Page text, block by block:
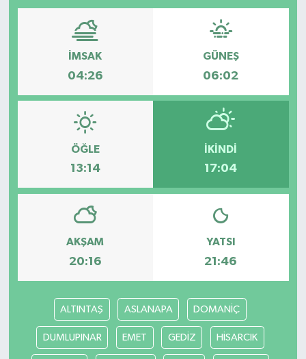
İMSAK
04:26
GÜNEŞ
06:02
ÖĞLE
13:14
İKINDI
17:04
AKŞAM
20:16
YATSI
21:46
ALTINTAŞ ASLANAPA DOMANİÇ
DUMLUPINAR EMET GEDİZ HİSARCIK